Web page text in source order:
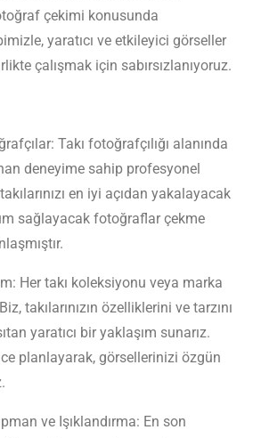
çekimi konusunda
yaratıcı ve etkileyici görseller
çalışmak için sabırsızlanıyoruz.
Takı fotoğrafçılığı alanında
deneyime sahip profesyonel
en iyi açıdan yakalayacak
sağlayacak fotoğraflar çekme
Her takı koleksiyonu veya marka
takılarınızın özelliklerini ve tarzını
yaratıcı bir yaklaşım sunarız.
planlayarak, görsellerinizi özgün
ve Işıklandırma: En son